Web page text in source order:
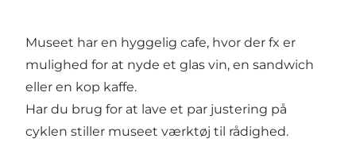
Museet har en hyggelig cafe, hvor der fx er
mulighed for at nyde et glas vin, en sandwich
eller en kop kaffe.
Har du brug for at lave et par justering på
cyklen stiller museet værktøj til rådighed.